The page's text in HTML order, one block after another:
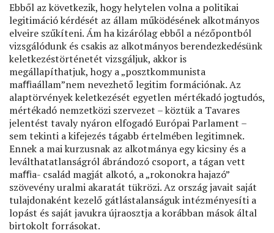
Ebből az következik, hogy helytelen volna a politikai
legitimáció kérdését az állam működésének alkotmányos
elveire szűkíteni. Ám ha kizárólag ebből a nézőpontból
vizsgálódunk és csakis az alkotmányos berendezkedésünk
keletkezéstörténetét vizsgáljuk, akkor is
megállapíthatjuk, hogy a „posztkommunista
maﬃaállam”nem nevezhető legitim formációnak. Az
alaptörvények keletkezését egyetlen mértékadó jogtudós,
mértékadó nemzetközi szervezet – köztük a Tavares
jelentést tavaly nyáron elfogadó Európai Parlament –
sem tekinti a kifejezés tágabb értelmében legitimnek.
Ennek a mai kurzusnak az alkotmánya egy kicsiny és a
leválthatatlanságról ábrándozó csoport, a tágan vett
maﬃa- család magját alkotó, a „rokonokra hajazó”
szövevény uralmi akaratát tükrözi. Az ország javait saját
tulajdonaként kezelő gátlástalanságuk intézményesíti a
lopást és saját javukra újraosztja a korábban mások által
birtokolt forrásokat.